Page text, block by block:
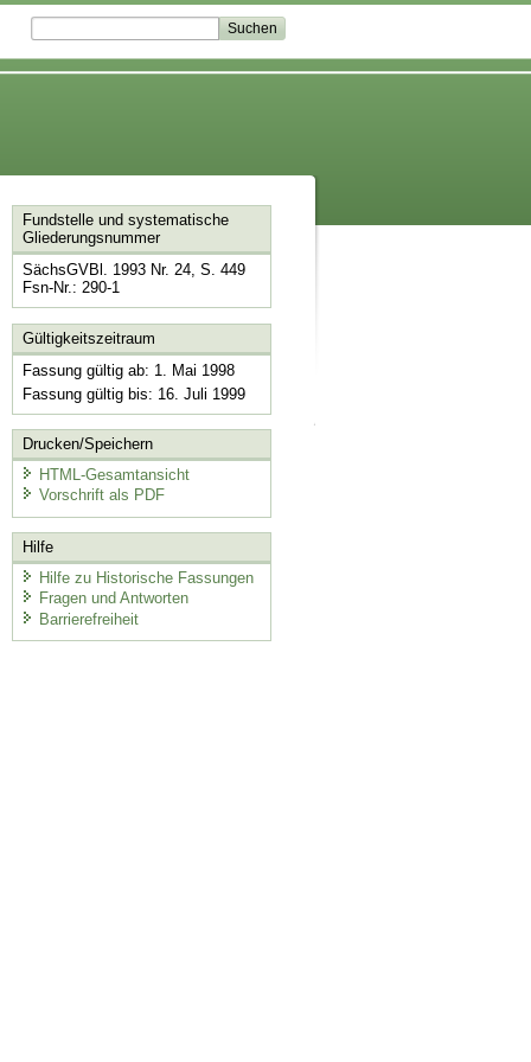
Fundstelle und systematische
Gliederungsnummer
SächsGVBl. 1993 Nr. 24, S. 449
Fsn-Nr.: 290-1
Gültigkeitszeitraum
Fassung gültig ab: 1. Mai 1998
Fassung gültig bis: 16. Juli 1999
Drucken/Speichern
HTML-Gesamtansicht
Vorschrift als PDF
Hilfe
Hilfe zu Historische Fassungen
Fragen und Antworten
Barrierefreiheit